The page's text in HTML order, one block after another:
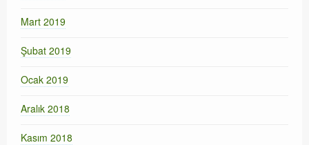
Mart 2019
Şubat 2019
Ocak 2019
Aralık 2018
Kasım 2018